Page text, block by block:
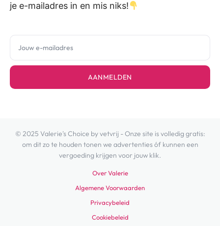
je e-mailadres in en mis niks!
AANMELDEN
© 2025 Valerie's Choice by vetvrij - Onze site is volledig gratis:
om dit zo te houden tonen we advertenties óf kunnen een
vergoeding krijgen voor jouw klik.
Over Valerie
Algemene Voorwaarden
Privacybeleid
Cookiebeleid